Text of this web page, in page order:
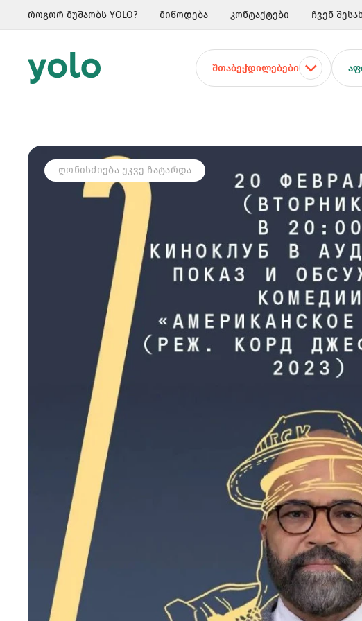
როგორ მუშაობს YOLO? მიწოდება კონტაქტები ჩვენ
ᲨᲗᲐᲑᲔᲭᲓᲘᲚᲔᲑᲔᲑᲘ
ᲦᲝᲜᲘᲡᲫᲘᲔᲑᲐ ᲣᲙᲕᲔ ᲩᲐᲢᲐᲠᲓᲐ